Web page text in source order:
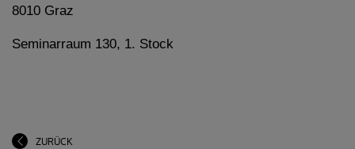
8010 Graz
Seminarraum 130, 1. Stock
ZURÜCK